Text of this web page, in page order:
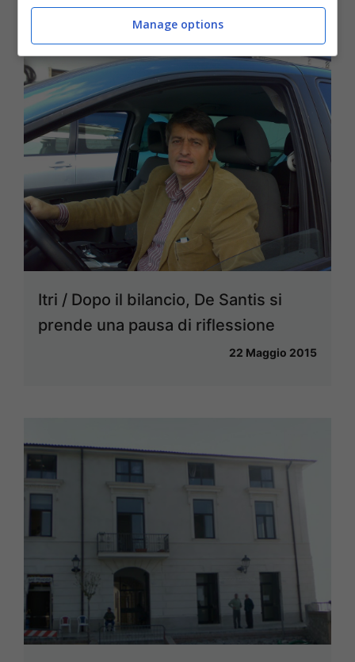
Itri / Dopo il bilancio, De Santis si
prende una pausa di riflessione
22 Maggio 2015
Manage options